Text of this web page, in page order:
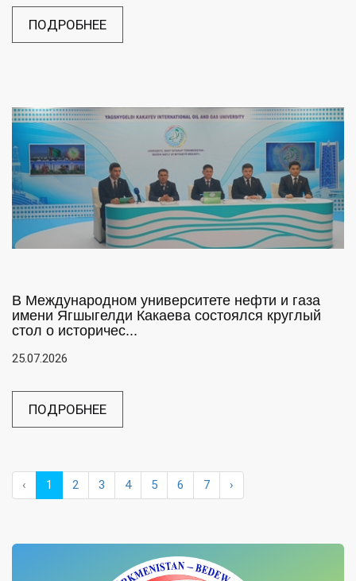
ПОДРОБНЕЕ
В Международном университете нефти и газа
имени Ягшыгелди Какаева состоялся круглый
стол о историчес...
25.07.2026
ПОДРОБНЕЕ
‹ 1 2 3 4 5 6 7 ›